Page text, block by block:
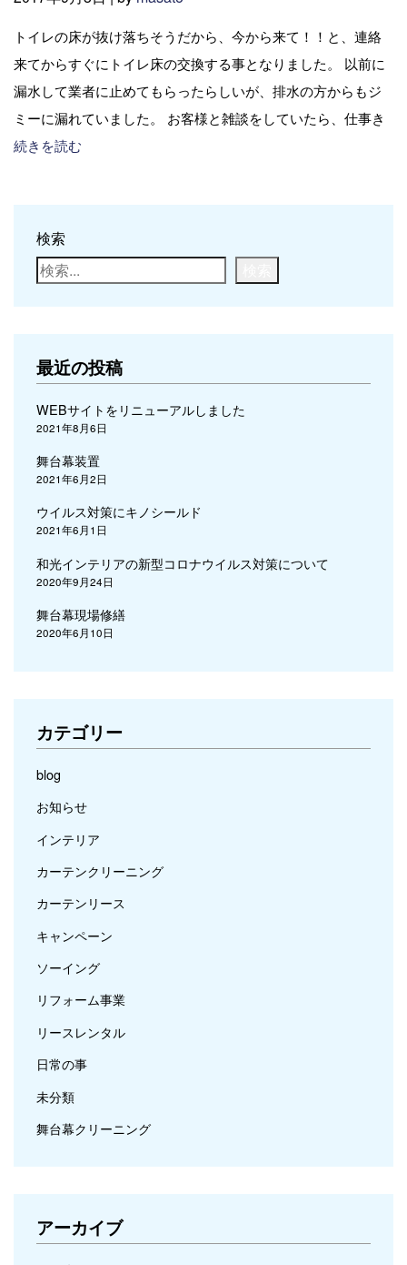
トイレの床が抜け落ちそうだから、今から来て！！と、連絡
来てからすぐにトイレ床の交換する事となりました。 以前に
漏水して業者に止めてもらったらしいが、排水の方からもジ
ミーに漏れていました。 お客様と雑談をしていたら、仕事き
続きを読む
検索
最近の投稿
WEBサイトをリニューアルしました
2021年8月6日
舞台幕装置
2021年6月2日
ウイルス対策にキノシールド
2021年6月1日
和光インテリアの新型コロナウイルス対策について
2020年9月24日
舞台幕現場修繕
2020年6月10日
カテゴリー
blog
お知らせ
インテリア
カーテンクリーニング
カーテンリース
キャンペーン
ソーイング
リフォーム事業
リースレンタル
日常の事
未分類
舞台幕クリーニング
アーカイブ